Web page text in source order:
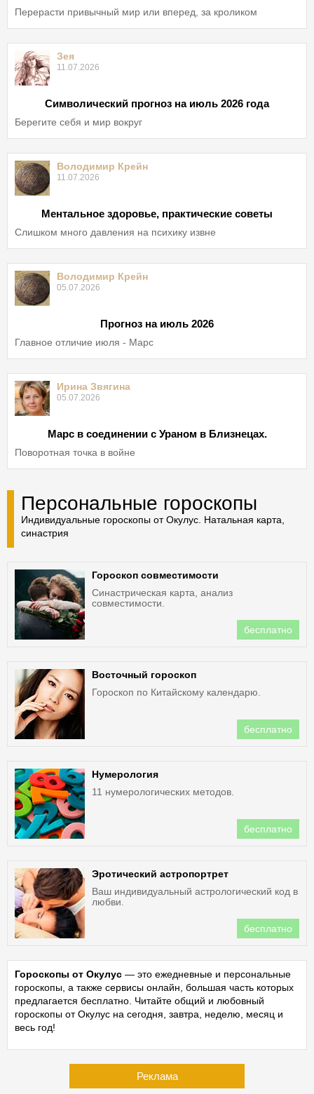
Перерасти привычный мир или вперед, за кроликом
Зея
11.07.2026
Символический прогноз на июль 2026 года
Берегите себя и мир вокруг
Володимир Крейн
11.07.2026
Ментальное здоровье, практические советы
Слишком много давления на психику извне
Володимир Крейн
05.07.2026
Прогноз на июль 2026
Главное отличие июля - Марс
Ирина Звягина
05.07.2026
Марс в соединении с Ураном в Близнецах.
Поворотная точка в войне
Персональные гороскопы
Индивидуальные гороскопы от Окулус. Натальная карта,
синастрия
Гороскоп совместимости
Синастрическая карта, анализ
совместимости.
бесплатно
Восточный гороскоп
Гороскоп по Китайскому календарю.
бесплатно
Нумерология
11 нумерологических методов.
бесплатно
Эротический астропортрет
Ваш индивидуальный астрологический код в
любви.
бесплатно
Гороскопы от Окулус — это ежедневные и персональные
гороскопы, а также сервисы онлайн, большая часть которых
предлагается бесплатно. Читайте общий и любовный
гороскопы от Окулус на сегодня, завтра, неделю, месяц и
весь год!
Реклама